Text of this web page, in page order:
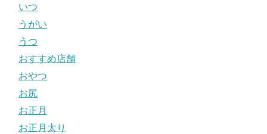
いつ
うがい
うつ
おすすめ店舗
おやつ
お尻
お正月
お正月太り